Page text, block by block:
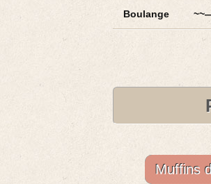
Boulange
Muffins